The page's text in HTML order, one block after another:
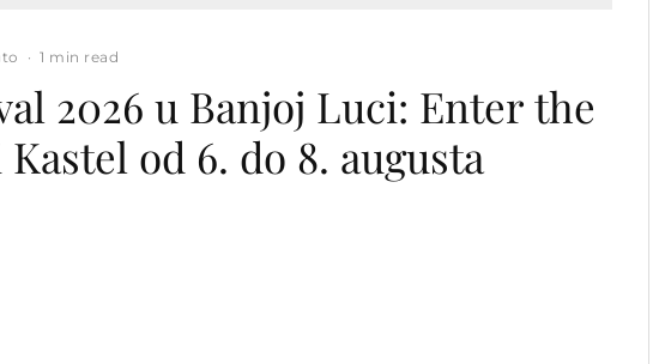
· 1 min read
2026 u Banjoj Luci: Enter the
od 6. do 8. augusta